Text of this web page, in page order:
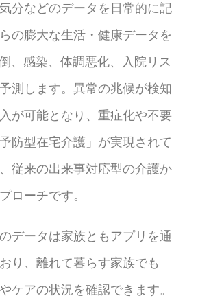
分などのデータを日常的に記
の膨大な生活・健康データを
、感染、体調悪化、入院リス
測します。異常の兆候が検知
が可能となり、重症化や不要
防型在宅介護」が実現されて
従来の出来事対応型の介護か
ローチです。
データは家族ともアプリを通
り、離れて暮らす家族でも
ケアの状況を確認できます。